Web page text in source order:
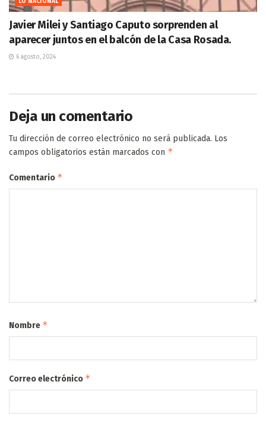
Javier Milei y Santiago Caputo sorprenden al
aparecer juntos en el balcón de la Casa Rosada.
6 agosto, 2024
Deja un comentario
Tu dirección de correo electrónico no será publicada. Los
campos obligatorios están marcados con *
Comentario *
Nombre *
Correo electrónico *